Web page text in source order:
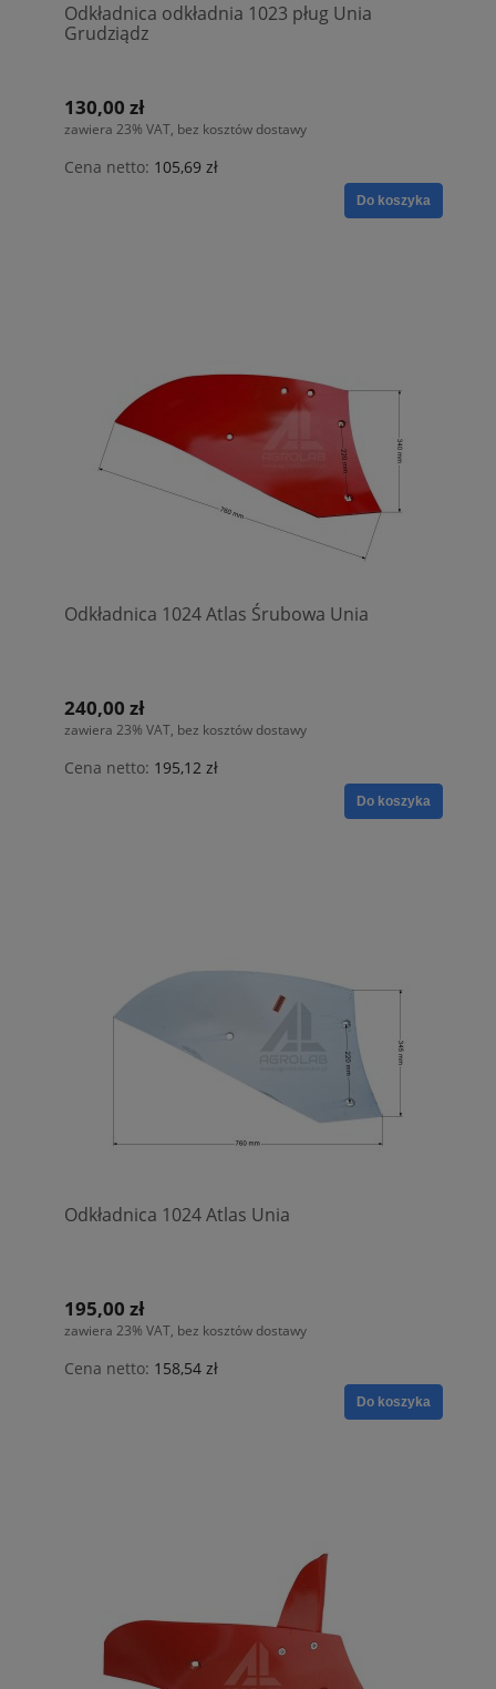
Odkładnica odkładnia 1023 pług Unia
Grudziądz
130,00 zł
zawiera 23% VAT, bez kosztów dostawy
Cena netto: 105,69 zł
Do koszyka
Odkładnica 1024 Atlas Śrubowa Unia
240,00 zł
zawiera 23% VAT, bez kosztów dostawy
Cena netto: 195,12 zł
Do koszyka
Odkładnica 1024 Atlas Unia
195,00 zł
zawiera 23% VAT, bez kosztów dostawy
Cena netto: 158,54 zł
Do koszyka